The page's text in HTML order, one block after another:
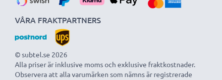
VÅRA FRAKTPARTNERS
© subtel.se 2026
Alla priser är inklusive moms och exklusive fraktkostnader.
Observera att alla varumärken som nämns är registrerade